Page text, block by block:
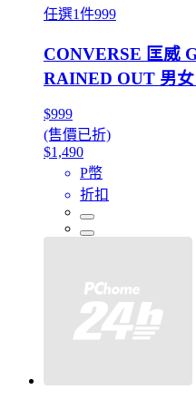
任選1件999
CONVERSE 匡威
RAINED OUT 男
$999
(售價已折)
$1,490
P幣
折扣